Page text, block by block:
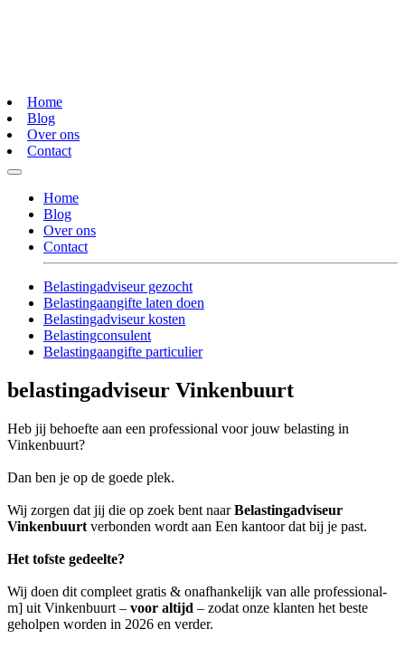
Home
Blog
Over ons
Contact
Home
Blog
Over ons
Contact
Belastingadviseur gezocht
Belastingaangifte laten doen
Belastingadviseur kosten
Belastingconsulent
Belastingaangifte particulier
belastingadviseur Vinkenbuurt
Heb jij behoefte aan een professional voor jouw belasting in
Vinkenbuurt?
Dan ben je op de goede plek.
Wij zorgen dat jij die op zoek bent naarBelastingadviseur
Vinkenbuurt verbonden wordt aan Een kantoor dat bij je past.
Het tofste gedeelte?
Wij doen dit compleet gratis & onafhankelijk van alle professional-
m] uit Vinkenbuurt – voor altijd – zodat onze klanten het beste
geholpen worden in 2026 en verder.